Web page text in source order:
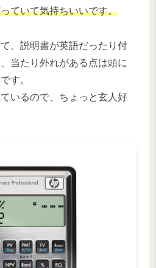
ていて気持ちいいです。
、説明書が英語だったり付
当たり外れがある点は頭に
す。
いるので、ちょっと玄人好